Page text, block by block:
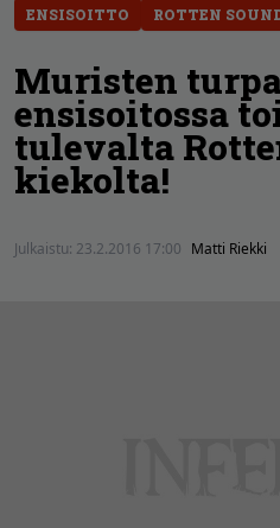
ENSISOITTO ROTTEN
Muristen
ensisoitossa
tulevalta
kiekolta!
Julkaistu: 23.2.2016 17:00 Matti Riekki